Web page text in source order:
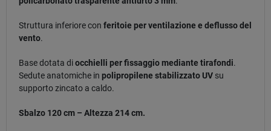
Struttura inferiore con feritoie per ventilazione e deflusso del
vento.
Base dotata diocchielli per fissaggio mediante tirafondi.
Sedute anatomiche in polipropilene stabilizzato UV su
supporto zincato a caldo.
Sbalzo 120 cm – Altezza 214 cm.